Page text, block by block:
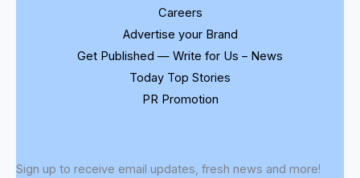
Careers
Advertise your Brand
Get Published — Write for Us – News
Today Top Stories
PR Promotion
Sign up to receive email updates, fresh news and more!